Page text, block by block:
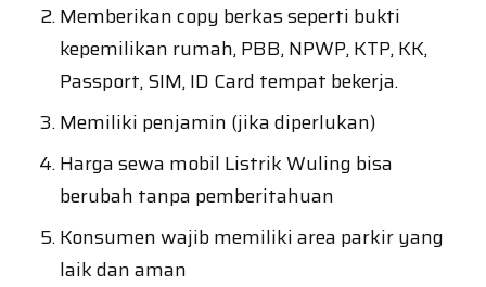
Memberikan copy berkas seperti bukti
kepemilikan rumah, PBB, NPWP, KTP, KK,
Passport, SIM, ID Card tempat bekerja.
Memiliki penjamin (jika diperlukan)
Harga sewa mobil Listrik Wuling bisa
berubah tanpa pemberitahuan
Konsumen wajib memiliki area parkir yang
laik dan aman